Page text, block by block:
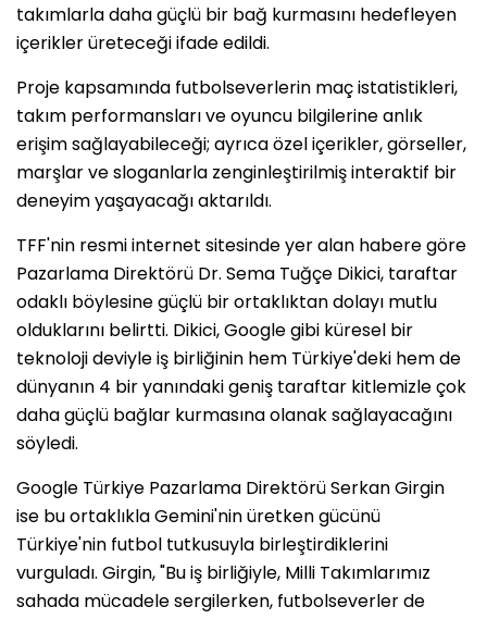
takımlarla daha güçlü bir bağ kurmasını hedefleyen
içerikler üreteceği ifade edildi.
Proje kapsamında futbolseverlerin maç istatistikleri,
takım performansları ve oyuncu bilgilerine anlık
erişim sağlayabileceği; ayrıca özel içerikler, görseller,
marşlar ve sloganlarla zenginleştirilmiş interaktif bir
deneyim yaşayacağı aktarıldı.
TFF'nin resmi internet sitesinde yer alan habere göre
Pazarlama Direktörü Dr. Sema Tuğçe Dikici, taraftar
odaklı böylesine güçlü bir ortaklıktan dolayı mutlu
olduklarını belirtti. Dikici, Google gibi küresel bir
teknoloji deviyle iş birliğinin hem Türkiye'deki hem de
dünyanın 4 bir yanındaki geniş taraftar kitlemizle çok
daha güçlü bağlar kurmasına olanak sağlayacağını
söyledi.
Google Türkiye Pazarlama Direktörü Serkan Girgin
ise bu ortaklıkla Gemini'nin üretken gücünü
Türkiye'nin futbol tutkusuyla birleştirdiklerini
vurguladı. Girgin, "Bu iş birliğiyle, Milli Takımlarımız
sahada mücadele sergilerken, futbolseverler de